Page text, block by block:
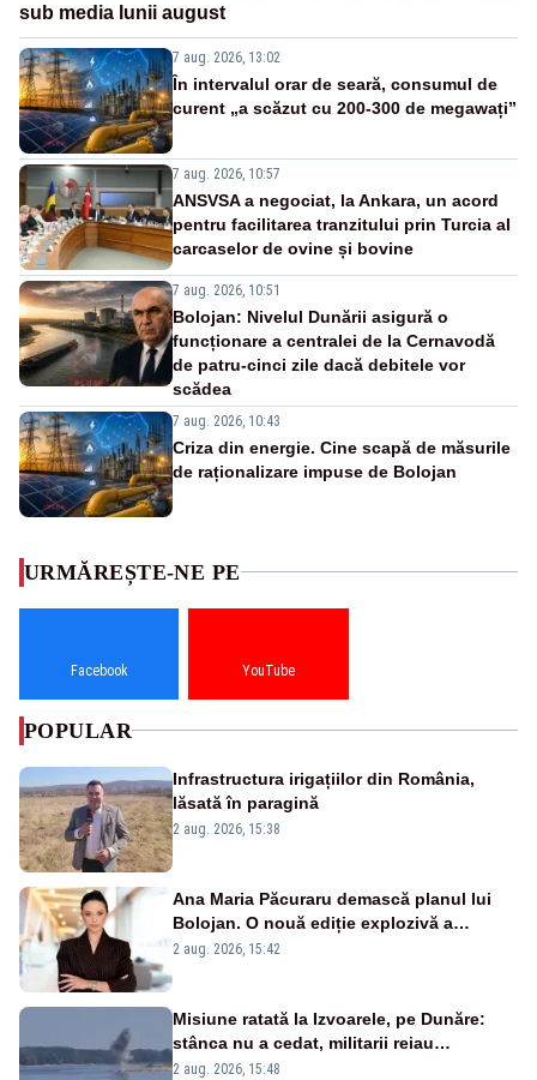
sub media lunii august
7 aug. 2026, 13:02
În intervalul orar de seară, consumul de
curent „a scăzut cu 200-300 de megawați”
7 aug. 2026, 10:57
ANSVSA a negociat, la Ankara, un acord
pentru facilitarea tranzitului prin Turcia al
carcaselor de ovine și bovine
7 aug. 2026, 10:51
Bolojan: Nivelul Dunării asigură o
funcționare a centralei de la Cernavodă
de patru-cinci zile dacă debitele vor
scădea
7 aug. 2026, 10:43
Criza din energie. Cine scapă de măsurile
de raționalizare impuse de Bolojan
URMĂREȘTE-NE PE
Facebook YouTube
POPULAR
Infrastructura irigațiilor din România,
lăsată în paragină
2 aug. 2026, 15:38
Ana Maria Păcuraru demască planul lui
Bolojan. O nouă ediție explozivă a
emisiunii „Miza Zilei” la Realitatea PLUS
2 aug. 2026, 15:42
Misiune ratată la Izvoarele, pe Dunăre:
stânca nu a cedat, militarii reiau
detonările luni – VIDEO
2 aug. 2026, 15:48